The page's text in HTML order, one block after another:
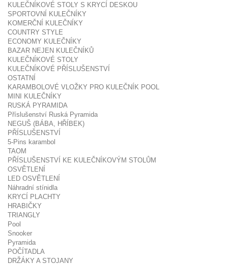
KULEČNÍKOVÉ STOLY S KRYCÍ DESKOU
SPORTOVNÍ KULEČNÍKY
KOMERČNÍ KULEČNÍKY
COUNTRY STYLE
ECONOMY KULEČNÍKY
BAZAR NEJEN KULEČNÍKŮ
KULEČNÍKOVÉ STOLY
KULEČNÍKOVÉ PŘÍSLUŠENSTVÍ
OSTATNÍ
KARAMBOLOVÉ VLOŽKY PRO KULEČNÍK POOL
MINI KULEČNÍKY
RUSKÁ PYRAMIDA
Příslušenství Ruská Pyramida
NEGUŠ (BÁBA, HŘÍBEK)
PŘÍSLUŠENSTVÍ
5-Pins karambol
TAOM
PŘÍSLUŠENSTVÍ KE KULEČNÍKOVÝM STOLŮM
OSVĚTLENÍ
LED OSVĚTLENÍ
Náhradní stínidla
KRYCÍ PLACHTY
HRABIČKY
TRIANGLY
Pool
Snooker
Pyramida
POČÍTADLA
DRŽÁKY A STOJANY